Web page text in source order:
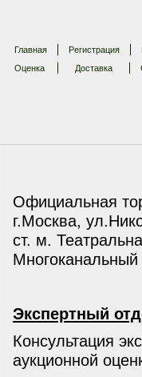
Главная Регистрация
Оценка
Доставка
Официальная
г.Москва,
ст. м.
Экспертный
Консультация
аукционной